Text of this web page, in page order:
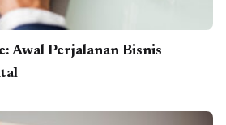
Awal Perjalanan Bisnis